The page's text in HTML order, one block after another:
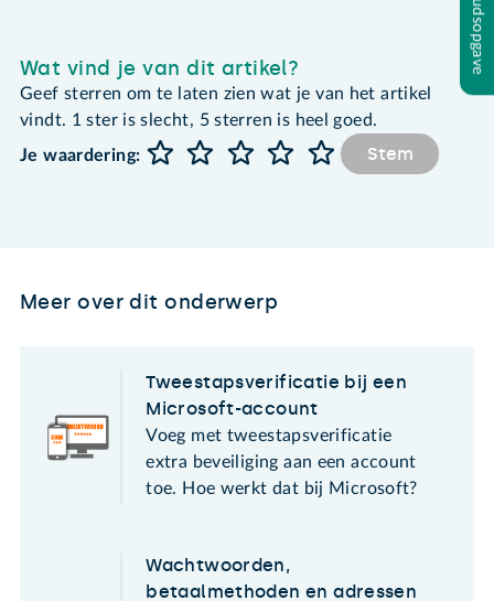
Wat vind je van dit artikel?
Geef sterren om te laten zien wat je van het artikel
vindt. 1 ster is slecht, 5 sterren is heel goed.
Je waardering:
Stem
Meer over dit onderwerp
Tweestapsverificatie bij een
Microsoft-account
Voeg met tweestapsverificatie
extra beveiliging aan een account
toe. Hoe werkt dat bij Microsoft?
Wachtwoorden,
betaalmethoden en adressen